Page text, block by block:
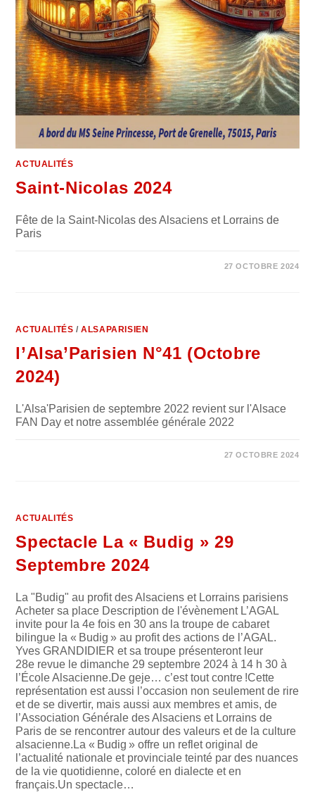
ACTUALITÉS
Saint-Nicolas 2024
Fête de la Saint-Nicolas des Alsaciens et Lorrains de
Paris
27 OCTOBRE 2024
ACTUALITÉS /ALSAPARISIEN
l’Alsa’Parisien N°41 (Octobre
2024)
L'Alsa'Parisien de septembre 2022 revient sur l'Alsace
FAN Day et notre assemblée générale 2022
27 OCTOBRE 2024
ACTUALITÉS
Spectacle La « Budig » 29
Septembre 2024
La "Budig" au profit des Alsaciens et Lorrains parisiens
Acheter sa place Description de l'évènement L’AGAL
invite pour la 4e fois en 30 ans la troupe de cabaret
bilingue la « Budig » au profit des actions de l’AGAL.
Yves GRANDIDIER et sa troupe présenteront leur
28e revue le dimanche 29 septembre 2024 à 14 h 30 à
l’École Alsacienne.De geje… c’est tout contre !Cette
représentation est aussi l’occasion non seulement de rire
et de se divertir, mais aussi aux membres et amis, de
l’Association Générale des Alsaciens et Lorrains de
Paris de se rencontrer autour des valeurs et de la culture
alsacienne.La « Budig » offre un reflet original de
l’actualité nationale et provinciale teinté par des nuances
de la vie quotidienne, coloré en dialecte et en
français.Un spectacle…